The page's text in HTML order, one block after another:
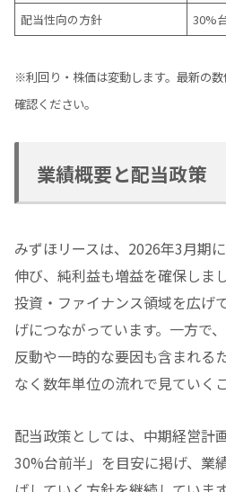
配当性向の方針
30%
※利回り・株価は変動します。最新の
確認ください。
業績概要と配当政策
みずほリースは、2026年3月期
伸び、純利益も増益を確保しま
投資・ファイナンス領域を広げ
げにつながっています。一方で
反動や一時的な要因も含まれる
なく数年単位の流れで見ていく
配当政策としては、中期経営計
30%台前半」を目安に掲げ、業